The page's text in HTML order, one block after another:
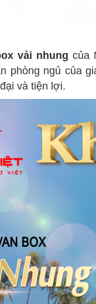
vải nhung của
phòng ngủ của
và tiện lợi.